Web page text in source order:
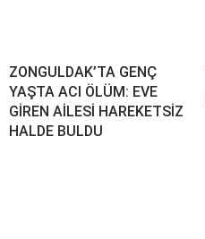
ZONGULDAK’TA GENÇ
YAŞTA ACI ÖLÜM: EVE
GİREN AİLESİ HAREKETSİZ
HALDE BULDU